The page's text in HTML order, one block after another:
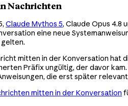
Nachrichten
Claude Mythos 5, Claude Opus 4.8
eine neue
mitten in der Konversation hat
Präfix ungültig, der davor
die erst später
mitten in der Konversation